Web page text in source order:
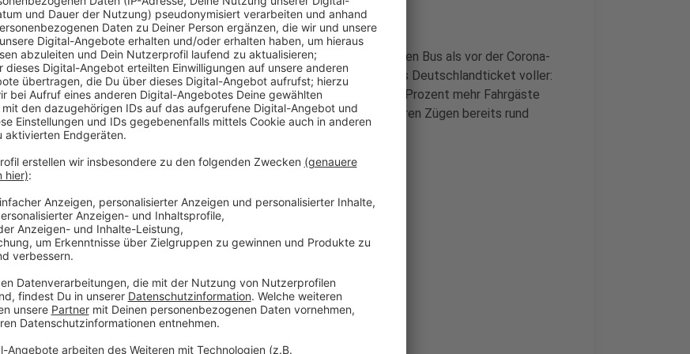
Laut Wupsi fahren mittlerweile sogar mehr Menschen in Leverkusen Bus als vor der Corona-
Pandemie. Und auch die Regionalzüge in der Region sind durch das Deutschlandticket voller:
Schon im ersten Monat nach der Einführung waren dort knapp 19 Prozent mehr Fahrgäste
unterwegs. Im Juni wurden laut Verkehrsverbund Rhein-Sieg in deren Zügen bereits rund
300.000 Deutschlandtickets genutzt.
Anzeige
Mehr Meldungen aus Leverkusen
Anzeige
Leverkusener Kriminalfall kommt ins Fernsehen
Mängelmelder funktioniert laut Stadt bisher sehr gut